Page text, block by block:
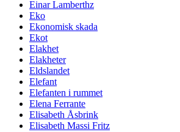
Einar Lamberthz
Eko
Ekonomisk skada
Ekot
Elakhet
Elakheter
Eldslandet
Elefant
Elefanten i rummet
Elena Ferrante
Elisabeth Åsbrink
Elisabeth Massi Fritz